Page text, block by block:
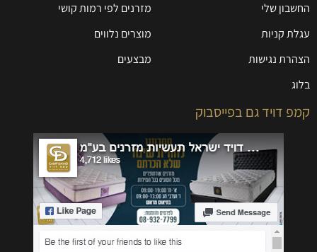
החשבון שלי
עגלת קניות
הצהרת נגישות
בלוג
מזרנים לפי רמות קושי
מוצרים נלווים
מבצעים
קמפ דויד גם בפייסבוק